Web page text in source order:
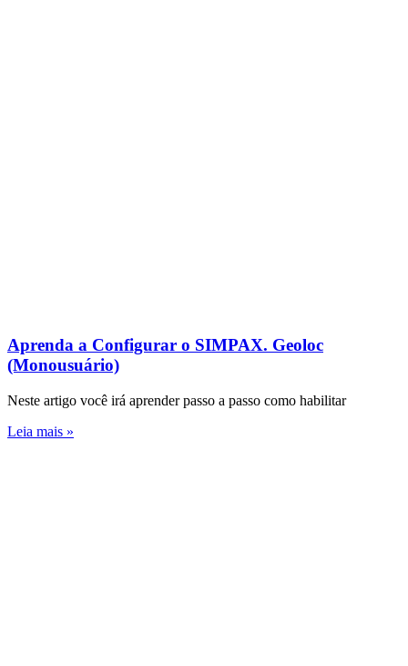
Aprenda a Configurar o SIMPAX. Geoloc
(Monousuário)
Neste artigo você irá aprender passo a passo como habilitar
Leia mais »